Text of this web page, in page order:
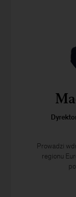
Prowadzi
regionu